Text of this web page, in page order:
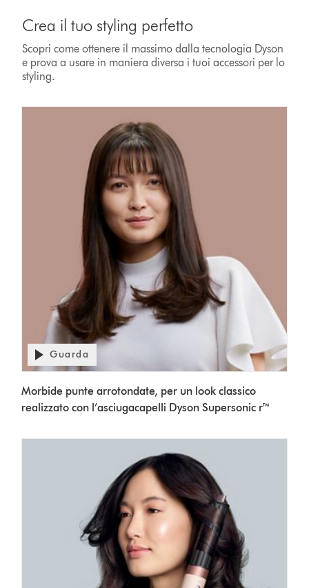
Crea il tuo styling perfetto
Scopri come ottenere il massimo dalla tecnologia Dyson
e prova a usare in maniera diversa i tuoi accessori per lo
styling.
Transcript
Apri
trascrizione
video
Guarda
Morbide punte arrotondate, per un look classico
realizzato con l’asciugacapelli Dyson Supersonic r™